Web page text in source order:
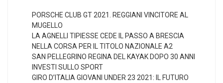
PORSCHE CLUB GT 2021. REGGIANI VINCITORE AL
MUGELLO
LA AGNELLI TIPIESSE CEDE IL PASSO A BRESCIA
NELLA CORSA PER IL TITOLO NAZIONALE A2
SAN PELLEGRINO REGINA DEL KAYAK DOPO 30 ANNI
INVESTI SULLO SPORT
GIRO D’ITALIA GIOVANI UNDER 23 2021: IL FUTURO